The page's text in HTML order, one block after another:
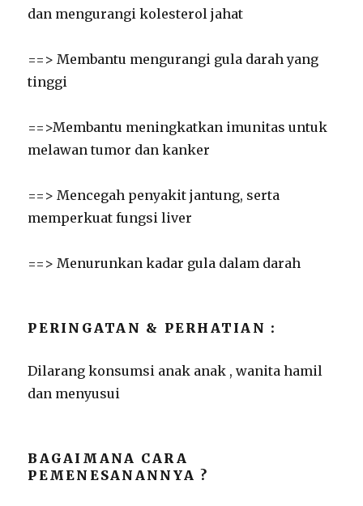
dan mengurangi kolesterol jahat
==> Membantu mengurangi gula darah yang
tinggi
==>Membantu meningkatkan imunitas untuk
melawan tumor dan kanker
==> Mencegah penyakit jantung, serta
memperkuat fungsi liver
==> Menurunkan kadar gula dalam darah
PERINGATAN & PERHATIAN :
Dilarang konsumsi anak anak , wanita hamil
dan menyusui
BAGAIMANA CARA
PEMENESANANNYA ?